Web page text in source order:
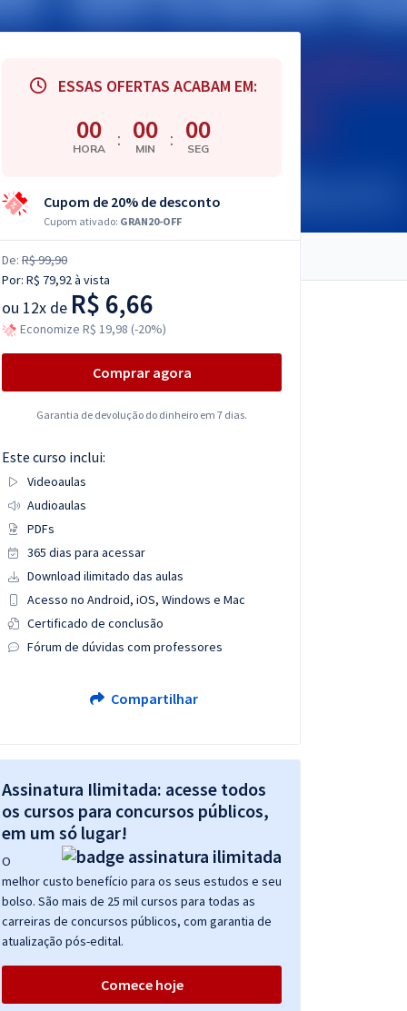
ESSAS OFERTAS ACABAM EM:
00
HORA : 00
MIN : 00
SEG
Cupom de 20% de desconto
Cupom ativado: GRAN20-OFF
De: R$ 99,90
Por: R$ 79,92à vista
ou 12x de R$ 6,66
Economize R$ 19,98 (-20%)
Comprar agora
Garantia de devolução do dinheiro em 7 dias.
Este curso inclui:
Videoaulas
Audioaulas
PDFs
365 dias para acessar
Download ilimitado das aulas
Acesso no Android, iOS, Windows e Mac
Certificado de conclusão
Fórum de dúvidas com professores
Compartilhar
Assinatura Ilimitada: acesse todos
os cursos para concursos públicos,
em um só lugar!
O
melhor custo benefício para os seus estudos e seu
bolso. São mais de 25 mil cursos para todas as
carreiras de concursos públicos, com garantia de
atualização pós-edital.
Comece hoje